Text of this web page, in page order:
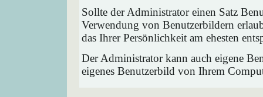
Sollte der Administrator einen Satz
Verwendung von Benutzerbildern
das Ihrer Persönlichkeit am ehesten
Der Administrator kann auch eigene
eigenes Benutzerbild von Ihrem